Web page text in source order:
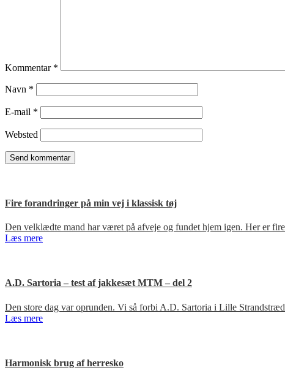
Kommentar *
Navn *
E-mail *
Websted
Fire forandringer på min vej i klassisk tøj
Den velklædte mand har været på afveje og fundet hjem igen. Her er
Læs mere
A.D. Sartoria – test af jakkesæt MTM – del 2
Den store dag var oprunden. Vi så forbi A.D. Sartoria i Lille
Læs mere
Harmonisk brug af herresko